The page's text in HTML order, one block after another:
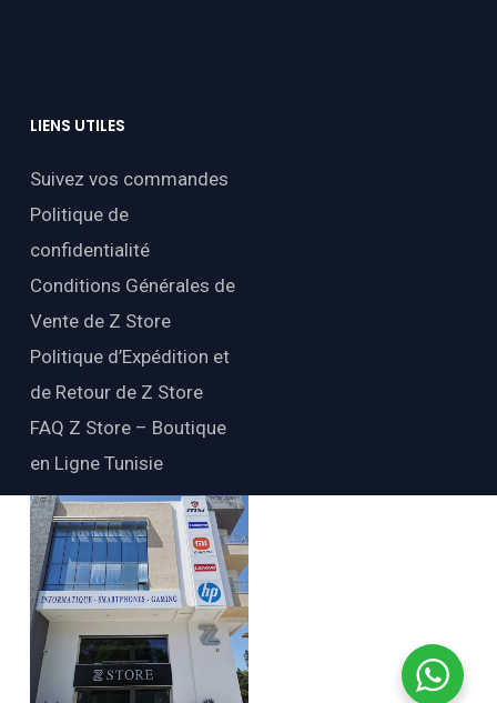
LIENS UTILES
Suivez vos commandes
Politique de
confidentialité
Conditions Générales de
Vente de Z Store
Politique d’Expédition et
de Retour de Z Store
FAQ Z Store – Boutique
en Ligne Tunisie